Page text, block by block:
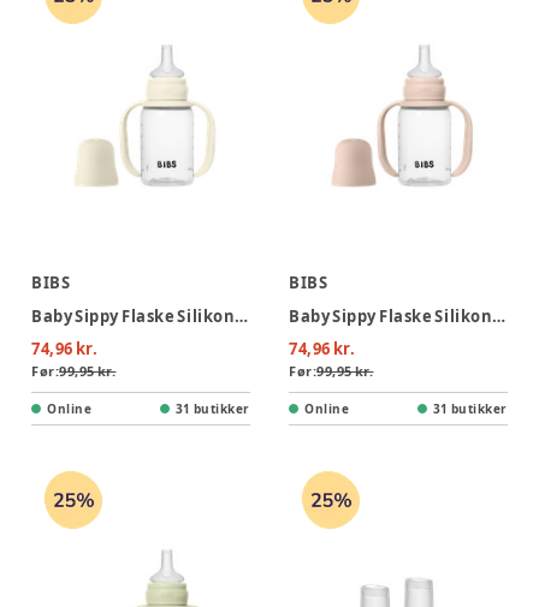
BIBS
Baby Sippy Flaske Silikone 1pk 150 ml - Ivory
74,96 kr.
Før:99,95 kr.
Online 31 butikker
BIBS
Baby Sippy Flaske Silikone 1pk 150 ml - Blush
74,96 kr.
Før:99,95 kr.
Online 31 butikker